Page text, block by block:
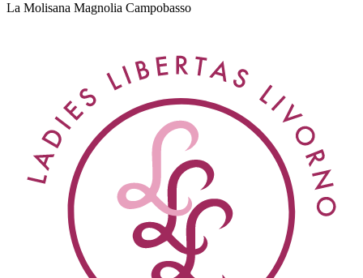
La Molisana Magnolia Campobasso